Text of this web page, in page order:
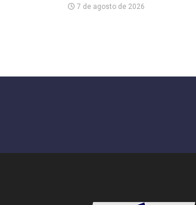
7 de agosto de 2026